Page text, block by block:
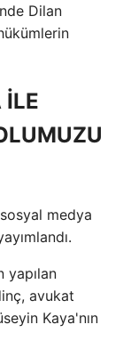
Dilan
İLE
medya
yapılan
avukat
Kaya'nın